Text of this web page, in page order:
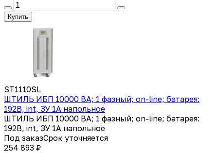
Купить
ST1110SL
ШТИЛЬ ИБП 10000 ВА; 1 фазный; on-line; батарея:
192В, int, ЗУ 1А напольное
ШТИЛЬ ИБП 10000 ВА; 1 фазный; on-line; батарея:
192В, int, ЗУ 1А напольное
Под заказСрок уточняется
254 893 ₽